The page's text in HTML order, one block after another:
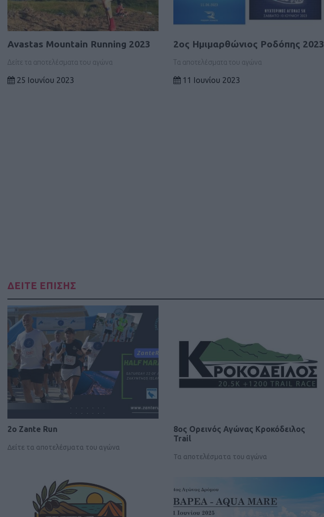
Avastas Mountain Running 2023
Δείτε τα αποτελέσματα του αγώνα
25 Ιουνίου 2023
2ος Ημιμαρθώνιος Ροδόπης 2023
Τα αποτελέσματα του αγώνα
11 Ιουνίου 2023
ΔΕΙΤΕ ΕΠΙΣΗΣ
2ο Zante Run
Δείτε τα αποτελέσματα του αγώνα
8ος Ορεινός Αγώνας Κροκόδειλος
Trail
Τα αποτελέσματα του αγώνα